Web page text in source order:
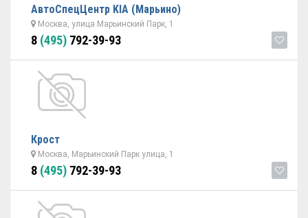
АвтоСпецЦентр KIA (Марьино)
Москва, улица Марьинский Парк, 1
8 (495) 792-39-93
Крост
Москва, Марьинский Парк улица, 1
8 (495) 792-39-93